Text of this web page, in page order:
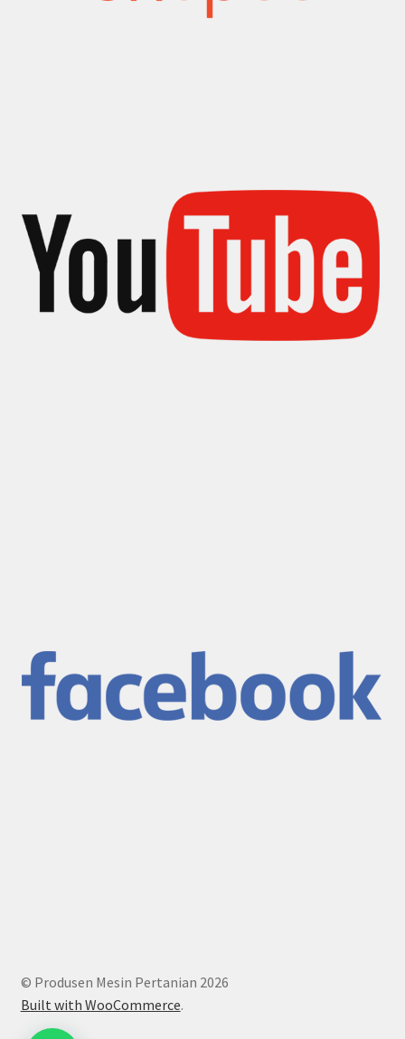
© Produsen Mesin Pertanian 2026
Built with WooCommerce.